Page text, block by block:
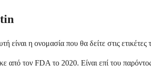
η ονομασία που θα δείτε στις
από τον FDA το 2020. Είναι επί του